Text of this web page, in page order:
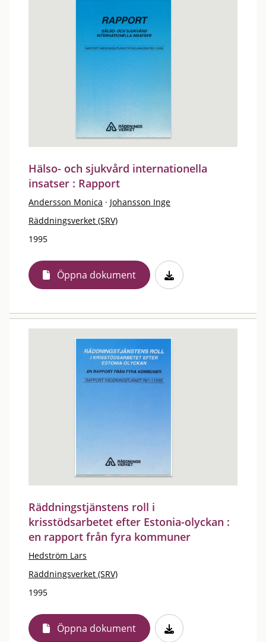
Hälso- och sjukvård internationella
insatser : Rapport
Andersson Monica · Johansson Inge
Räddningsverket (SRV)
1995
Öppna dokument
Räddningstjänstens roll i
krisstödsarbetet efter Estonia-olyckan :
en rapport från fyra kommuner
Hedström Lars
Räddningsverket (SRV)
1995
Öppna dokument